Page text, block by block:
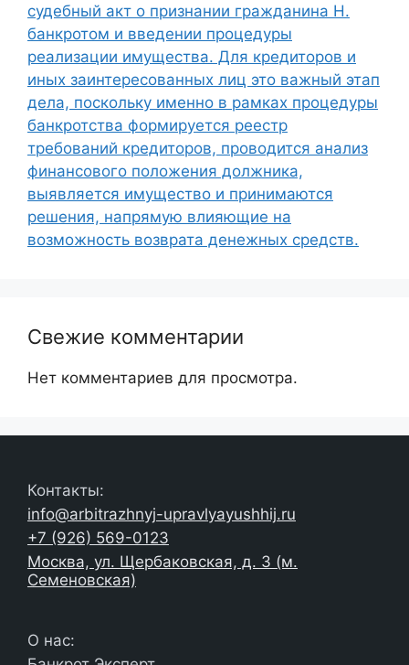
судебный акт о признании гражданина Н.
банкротом и введении процедуры
реализации имущества. Для кредиторов и
иных заинтересованных лиц это важный этап
дела, поскольку именно в рамках процедуры
банкротства формируется реестр
требований кредиторов, проводится анализ
финансового положения должника,
выявляется имущество и принимаются
решения, напрямую влияющие на
возможность возврата денежных средств.
Свежие комментарии
Нет комментариев для просмотра.
Контакты:
info@arbitrazhnyj-upravlyayushhij.ru
+7 (926) 569-0123
Москва, ул. Щербаковская, д. 3 (м.
Семеновская)
О нас: